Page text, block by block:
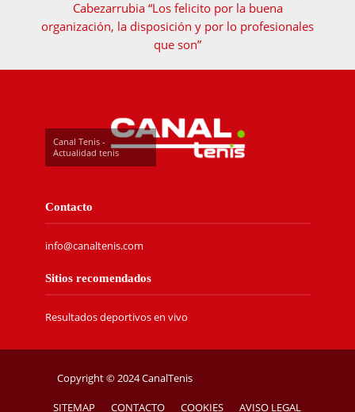
Cabezarrubia “Los felicito por la buena
organización, la disposición y por lo profesionales
que son”
Canal Tenis -
Actualidad tenis
Contacto
info@canaltenis.com
Sitios recomendados
Resultados deportivos en vivo
Copyright © 2024 CanalTenis
SITEMAP CONTACTO COOKIES AVISO LEGAL